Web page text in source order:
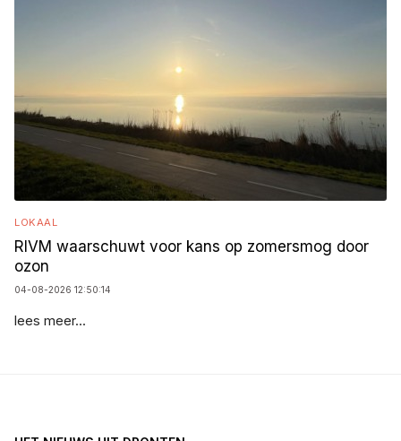
LOKAAL
RIVM waarschuwt voor kans op zomersmog door
ozon
04-08-2026 12:50:14
lees meer...